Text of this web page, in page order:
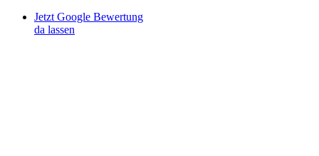
Jetzt Google Bewertung
da lassen